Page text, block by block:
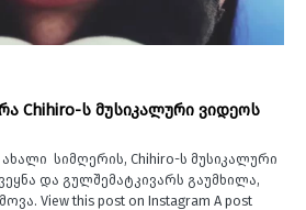
Chihiro-ს მუსიკალური ვიდეოს
სიმღერის, Chihiro-ს მუსიკალური
და გულშემატკივარს გაუმხილა,
View this post on Instagram A post